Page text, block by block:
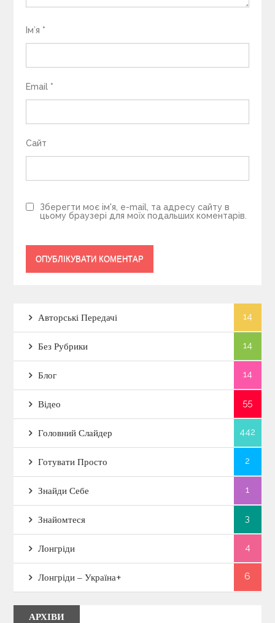
Ім’я *
Email *
Сайт
Зберегти моє ім'я, e-mail, та адресу сайту в
цьому браузері для моїх подальших коментарів.
Авторські Передачі 14
Без Рубрики 14
Блог 14
Відео 55
Головний Слайдер 442
Готувати Просто 2
Знайди Себе 1
Знайомтеся 3
Лонгріди 4
Лонгріди – Україна+ 6
АРХІВИ